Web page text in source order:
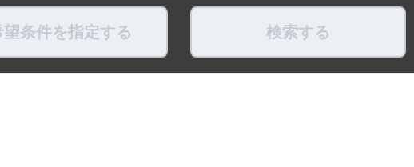
望条件を指定する 検索する